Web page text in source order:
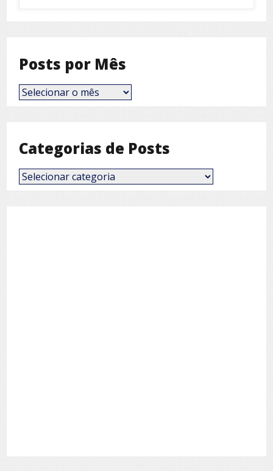
Posts por Mês
Posts
por
Categorias de Posts
Categorias
de